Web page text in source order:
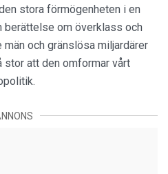
stora förmögenheten i en
berättelse om överklass och
och gränslösa miljardärer
stor att den omformar vårt